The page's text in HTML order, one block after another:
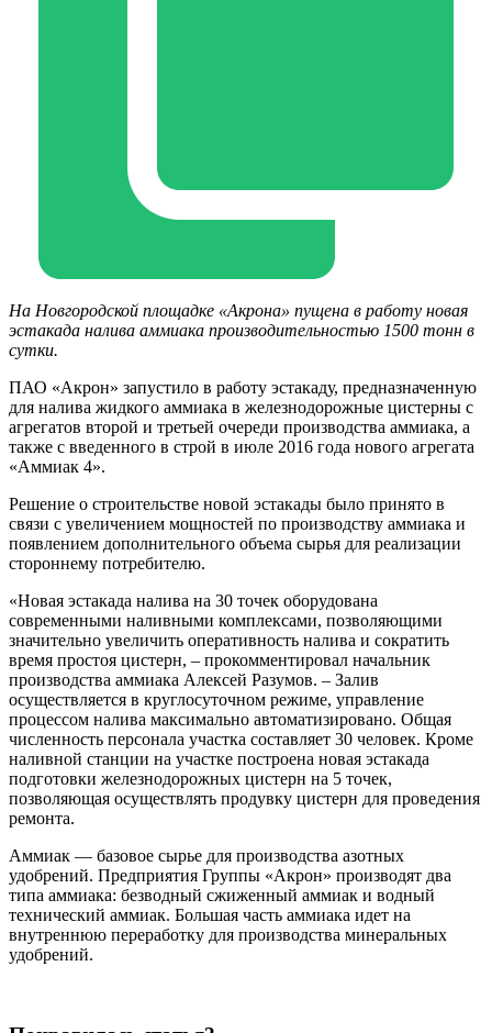
На Новгородской площадке «Акрона» пущена в работу новая
эстакада налива аммиака производительностью 1500 тонн в
сутки.
ПАО «Акрон» запустило в работу эстакаду, предназначенную
для налива жидкого аммиака в железнодорожные цистерны с
агрегатов второй и третьей очереди производства аммиака, а
также с введенного в строй в июле 2016 года нового агрегата
«Аммиак 4».
Решение о строительстве новой эстакады было принято в
связи с увеличением мощностей по производству аммиака и
появлением дополнительного объема сырья для реализации
стороннему потребителю.
«Новая эстакада налива на 30 точек оборудована
современными наливными комплексами, позволяющими
значительно увеличить оперативность налива и сократить
время простоя цистерн, – прокомментировал начальник
производства аммиака Алексей Разумов. – Залив
осуществляется в круглосуточном режиме, управление
процессом налива максимально автоматизировано. Общая
численность персонала участка составляет 30 человек. Кроме
наливной станции на участке построена новая эстакада
подготовки железнодорожных цистерн на 5 точек,
позволяющая осуществлять продувку цистерн для проведения
ремонта.
Аммиак — базовое сырье для производства азотных
удобрений. Предприятия Группы «Акрон» производят два
типа аммиака: безводный сжиженный аммиак и водный
технический аммиак. Большая часть аммиака идет на
внутреннюю переработку для производства минеральных
удобрений.